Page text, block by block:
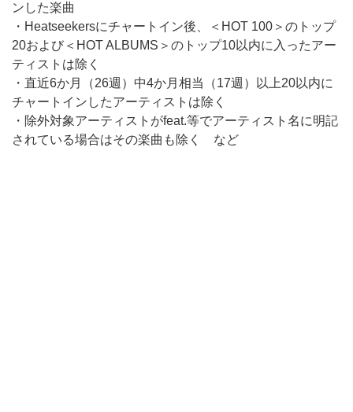
ンした楽曲
・Heatseekersにチャートイン後、＜HOT 100＞のトップ
20および＜HOT ALBUMS＞のトップ10以内に入ったアー
ティストは除く
・直近6か月（26週）中4か月相当（17週）以上20以内に
チャートインしたアーティストは除く
・除外対象アーティストがfeat.等でアーティスト名に明記
されている場合はその楽曲も除く など